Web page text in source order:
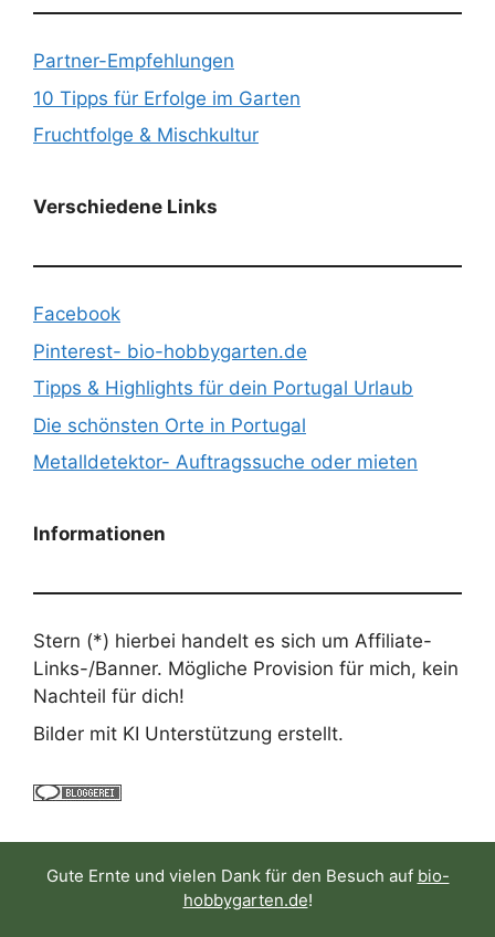
Partner-Empfehlungen
10 Tipps für Erfolge im Garten
Fruchtfolge & Mischkultur
Verschiedene Links
Facebook
Pinterest- bio-hobbygarten.de
Tipps & Highlights für dein Portugal Urlaub
Die schönsten Orte in Portugal
Metalldetektor- Auftragssuche oder mieten
Informationen
Stern (*) hierbei handelt es sich um Affiliate-
Links-/Banner. Mögliche Provision für mich, kein
Nachteil für dich!
Bilder mit KI Unterstützung erstellt.
Gute Ernte und vielen Dank für den Besuch auf bio-
hobbygarten.de!